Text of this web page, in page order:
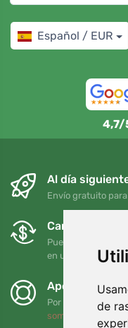
de
Español / EUR
4,7/
Al día
Envío gratuito
Cambios y
Puede devolver o
en un plazo de 90
Apoyamos a
Por cada pedido
somos